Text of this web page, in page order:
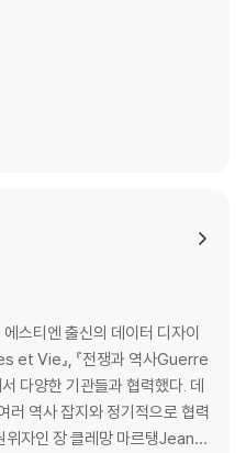
스티엔 출신의 데이터 디자이
et Vie』, 『전쟁과 역사Guerre
양한 기관들과 협력했다. 데
러 역사 잡지와 정기적으로 협력
위자인 장 클레망 마르탱Jean-